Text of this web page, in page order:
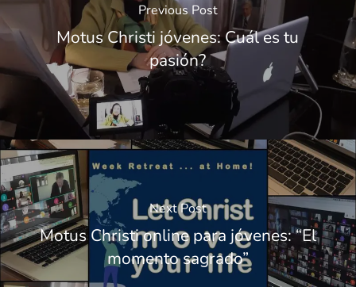
Previous Post
Motus Christi jóvenes: Cuál es tu
pasión?
Next Post
Motus Christi online para jóvenes: “El
momento sagrado”